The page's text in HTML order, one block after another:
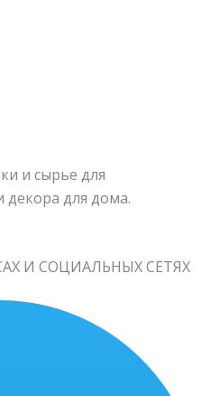
и сырье для
декора для дома.
И СОЦИАЛЬНЫХ СЕТЯХ